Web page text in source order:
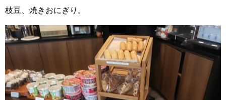
枝豆、焼きおにぎり。